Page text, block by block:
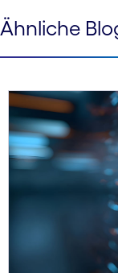
See more See
Ähnliche